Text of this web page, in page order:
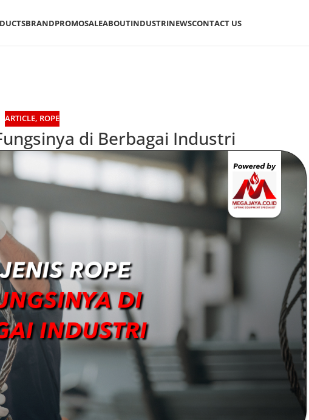
BRANDPROMOSALEABOUTINDUSTRINEWSCONTACT US
ARTICLE, ROPE
di Berbagai Industri